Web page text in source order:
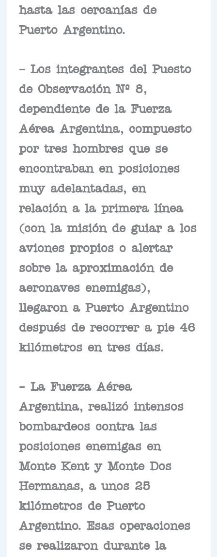
hasta las cercanías de
Puerto Argentino.
– Los integrantes del Puesto
de Observación Nº 8,
dependiente de la Fuerza
Aérea Argentina, compuesto
por tres hombres que se
encontraban en posiciones
muy adelantadas, en
relación a la primera línea
(con la misión de guiar a los
aviones propios o alertar
sobre la aproximación de
aeronaves enemigas),
llegaron a Puerto Argentino
después de recorrer a pie 46
kilómetros en tres días.
– La Fuerza Aérea
Argentina, realizó intensos
bombardeos contra las
posiciones enemigas en
Monte Kent y Monte Dos
Hermanas, a unos 25
kilómetros de Puerto
Argentino. Esas operaciones
se realizaron durante la